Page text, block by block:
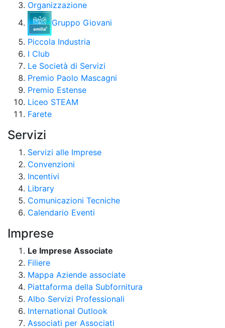
Organizzazione
Gruppo Giovani
Piccola Industria
I Club
Le Società di Servizi
Premio Paolo Mascagni
Premio Estense
Liceo STEAM
Farete
Servizi
Servizi alle Imprese
Convenzioni
Incentivi
Library
Comunicazioni Tecniche
Calendario Eventi
Imprese
Le Imprese Associate
Filiere
Mappa Aziende associate
Piattaforma della Subfornitura
Albo Servizi Professionali
International Outlook
Associati per Associati